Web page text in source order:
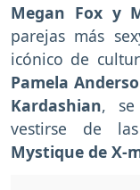
Megan Fox y
parejas más
icónico de
Pamela
Kardashian, se
vestirse de
Mystique de X-